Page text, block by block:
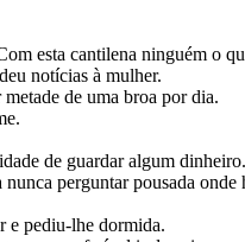
esta cantilena ninguém o
notícias à mulher.
de uma broa por dia.
de guardar algum
perguntar pousada
e pediu-lhe dormida.